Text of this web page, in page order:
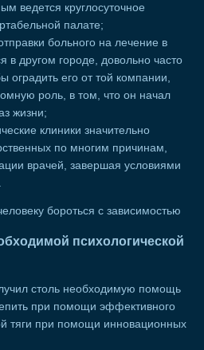
ведется круглосуточное
палате;
больного на лечение в
в другом городе, довольно часто
оградить его от той компании,
роль, в том, что он начал
жизни;
клиники значительно
по многим причинам,
врачей, завершая условиями
психологической
столь необходимую помощь
при помощи эффективного
тяги при помощи инновационных